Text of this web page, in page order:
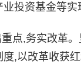
投资基金等实
,务实改革。
,以改革收获